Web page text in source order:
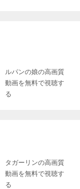
ルパンの娘の高画質
動画を無料で視聴す
る
タガーリンの高画質
動画を無料で視聴す
る